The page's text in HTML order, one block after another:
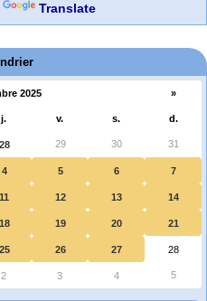
Translate
2025 »
j. v. s. d.
28 29 30 31
4 5 6 7
11 12 13 14
18 19 20 21
25 26 27 28
2 3 4 5